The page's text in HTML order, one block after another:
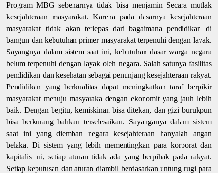
Program MBG sebenarnya tidak bisa menjamin Secara mutlak
kesejahteraan masyarakat. Karena pada dasarnya kesejahteraan
masyarakat tidak akan terlepas dari bagaimana pendidikan di
bangun dan kebutuhan primer masyarakat terpenuhi dengan layak.
Sayangnya dalam sistem saat ini, kebutuhan dasar warga negara
belum terpenuhi dengan layak oleh negara. Salah satunya fasilitas
pendidikan dan kesehatan sebagai penunjang kesejahteraan rakyat.
Pendidikan yang berkualitas dapat meningkatkan taraf berpikir
masyarakat menuju masyaraka dengan ekonomit yang jauh lebih
baik. Dengan begitu, kemiskinan bisa ditekan, dan gizi burukpun
bisa berkurang bahkan terselesaikan. Sayanganya dalam sistem
saat ini yang diemban negara kesejahteraan hanyalah angan
belaka. Di sistem yang lebih mementingkan para korporat dan
kapitalis ini, setiap aturan tidak ada yang berpihak pada rakyat.
Setiap keputusan dan aturan diambil berdasarkan untung rugi para